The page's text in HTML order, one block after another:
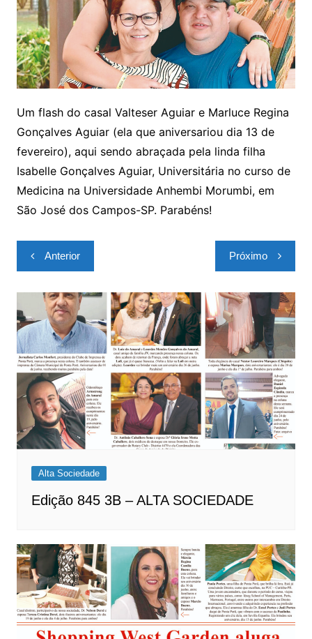
Um flash do casal Valteser Aguiar e Marluce Regina
Gonçalves Aguiar (ela que aniversariou dia 13 de
fevereiro), aqui sendo abraçada pela linda filha
Isabelle Gonçalves Aguiar, Universitária no curso de
Medicina na Universidade Anhembi Morumbi, em
São José dos Campos-SP. Parabéns!
Navegação
de
Post
Anterior Próximo
Alta Sociedade
Edição 845 3B – ALTA SOCIEDADE